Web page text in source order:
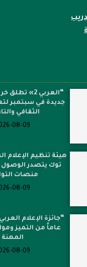
“العربي 2»
جديدة في سبتمبر
الثقافي
08-09
هيئة تنظيم الإعلام
توك يتصدر الوصول
منصات
08-09
عاماً من التميز
المهنة
08-09